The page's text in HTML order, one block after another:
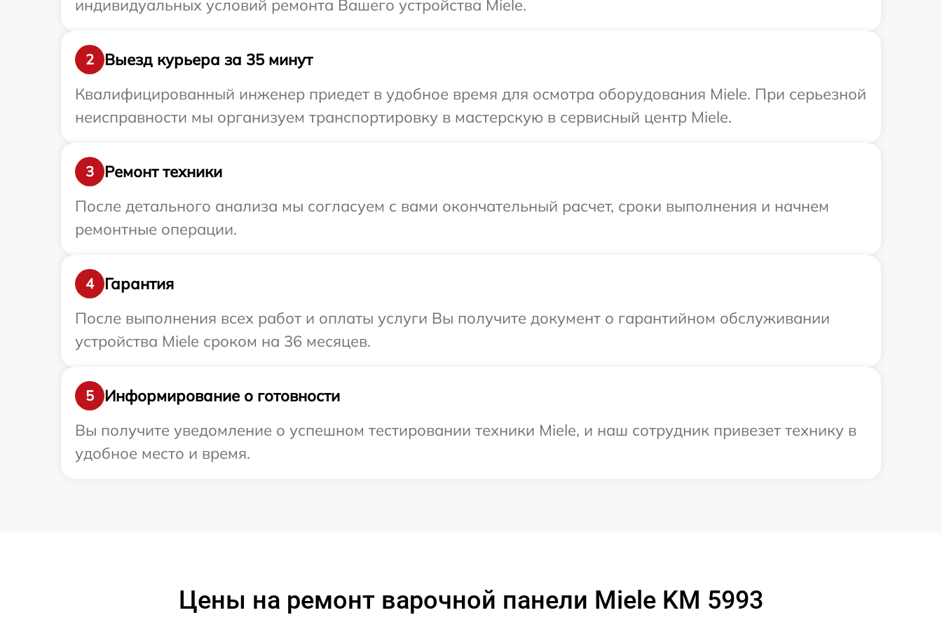
индивидуальных условий ремонта Вашего устройства Miele.
2
Выезд курьера за 35 минут
Квалифицированный инженер приедет в удобное время для осмотра оборудования Miele. При серьезной
неисправности мы организуем транспортировку в мастерскую в сервисный центр Miele.
3
Ремонт техники
После детального анализа мы согласуем с вами окончательный расчет, сроки выполнения и начнем
ремонтные операции.
4
Гарантия
После выполнения всех работ и оплаты услуги Вы получите документ о гарантийном обслуживании
устройства Miele сроком на 36 месяцев.
5
Информирование о готовности
Вы получите уведомление о успешном тестировании техники Miele, и наш сотрудник привезет технику в
удобное место и время.
Цены на ремонт варочной панели Miele KM 5993